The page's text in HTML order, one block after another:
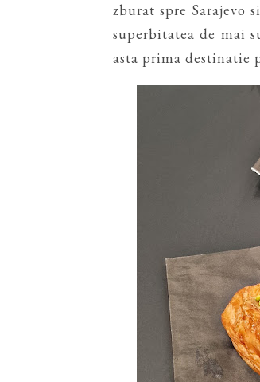
zburat spre Sarajevo
superbitatea de mai
asta prima destinatie